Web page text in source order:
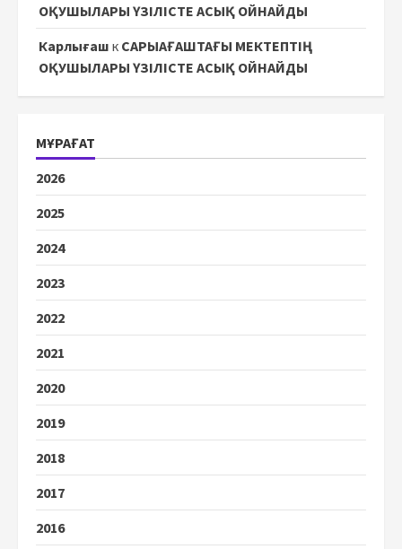
ОҚУШЫЛАРЫ ҮЗІЛІСТЕ АСЫҚ ОЙНАЙДЫ
Карлығаш к САРЫАҒАШТАҒЫ МЕКТЕПТІҢ
ОҚУШЫЛАРЫ ҮЗІЛІСТЕ АСЫҚ ОЙНАЙДЫ
МҰРАҒАТ
2026
2025
2024
2023
2022
2021
2020
2019
2018
2017
2016